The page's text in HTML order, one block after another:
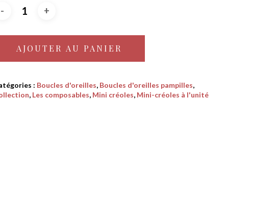
AJOUTER AU PANIER
: Boucles d'oreilles, Boucles d'oreilles pampilles,
, Les composables, Mini créoles, Mini-créoles à l'unité